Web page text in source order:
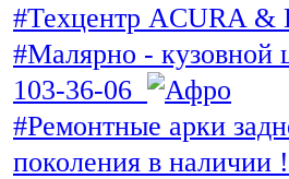
#Техцентр ACURA &
#Малярно - кузовной
103-36-06
#Ремонтные арки
поколения в наличии !